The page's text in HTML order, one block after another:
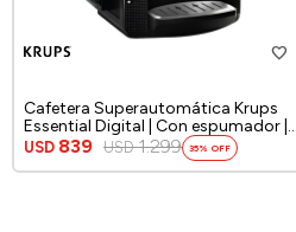
Cafetera Superautomática Krups
Essential Digital | Con espumador |
Color negro.
USD 839 USD 1.299 35